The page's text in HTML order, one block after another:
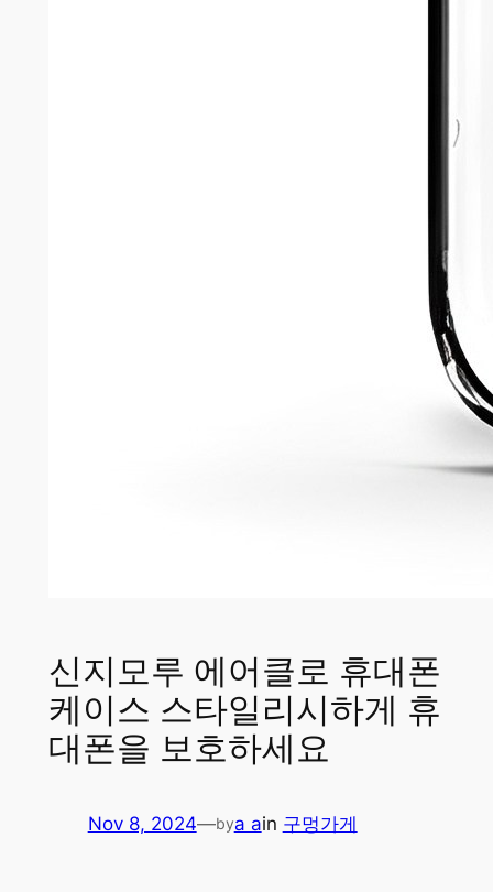
신지모루 에어클로 휴대폰
케이스 스타일리시하게 휴
대폰을 보호하세요
Nov 8, 2024—bya ain 구멍가게